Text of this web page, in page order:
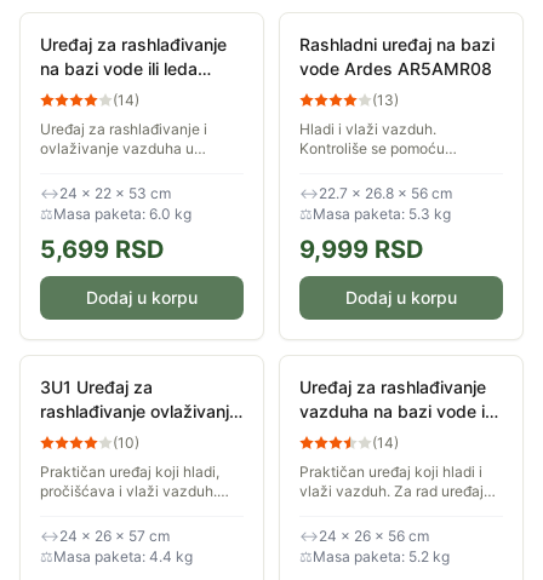
Uređaj za rashlađivanje
na bazi vode ili leda
Prosto LH107D
(14)
Uređaj za rashlađivanje i
ovlaživanje vazduha u
režima rada, tajmer i daljinski
upravljač. Kućište je izrađeno
↔24 × 22 × 53 cm
⚖Masa paketa: 6.0 kg
5,699 RSD
Dodaj u korpu
Rashladni uređaj na bazi
vode Ardes AR5AMR08
(13)
Hladi i vlaži vazduh.
Kontroliše se pomoću
upravljača. 3 brzine
izduvavanja.
↔22.7 × 26.8 × 56 cm
⚖Masa paketa: 5.3 kg
9,999 RSD
Dodaj u korpu
3U1 Uređaj za
rashlađivanje ovlaživanje
i pročišćavanje vazduha
Mesko MS 7918
(10)
Praktičan uređaj koji hladi,
pročišćava i vlaži vazduh.
Uređaj poseduje i funkciju
oscilacije koja doprinosi...
↔24 × 26 × 57 cm
⚖Masa paketa: 4.4 kg
Uređaj za rashlađivanje
vazduha na bazi vode i
leda Ardes 5R05T
(14)
Praktičan uređaj koji hladi i
vlaži vazduh. Za rad uređaja
voda ili led. Ima tri brzine
rada. Uređaj poseduje i
funkciju...
↔24 × 26 × 56 cm
⚖Masa paketa: 5.2 kg